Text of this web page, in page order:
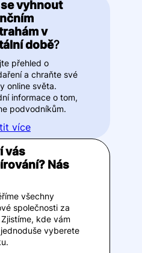
vyhnout
v
době?
přehled o
a chraňte své
online světa.
informace o tom,
podvodníkům.
více
vás
Nás
všechny
společnosti za
kde vám
vyberete